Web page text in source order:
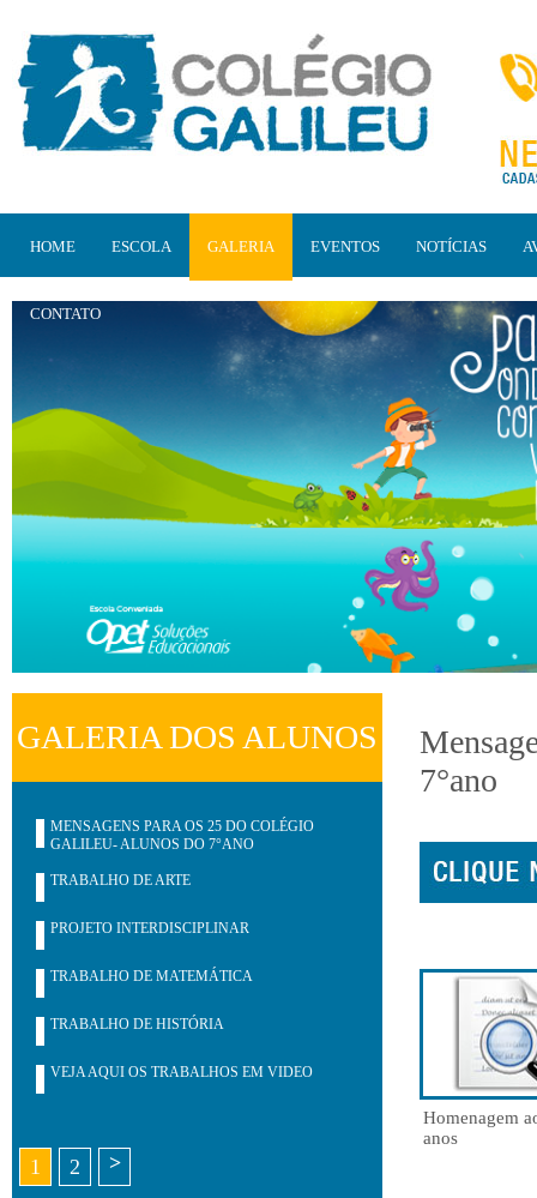
HOME ESCOLA GALERIA EVENTOS NOTÍCIAS
CONTATO
GALERIA DOS ALUNOS
1 2 >
MENSAGENS PARA OS 25 DO COLÉGIO
GALILEU- ALUNOS DO 7°ANO
TRABALHO DE ARTE
PROJETO INTERDISCIPLINAR
TRABALHO DE MATEMÁTICA
TRABALHO DE HISTÓRIA
VEJA AQUI OS TRABALHOS EM VIDEO
7°ano
Homenagem
anos